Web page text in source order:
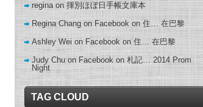
reginaon揮別ほぼ日手帳文庫本
Regina Chang on Facebookon住… 在巴黎
Ashley Wei on Facebookon住… 在巴黎
Judy Chu on Facebookon札記… 2014 Prom
Night
TAG CLOUD